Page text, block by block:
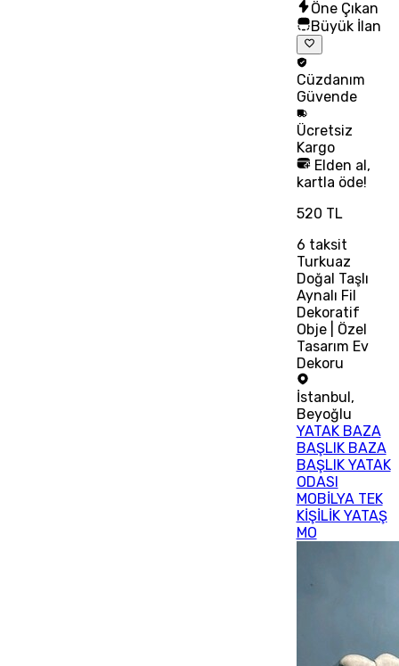
Öne Çıkan
Büyük İlan
Cüzdanım
Güvende
Ücretsiz
Kargo
Elden al,
kartla öde!
520 TL
6 taksit
Turkuaz
Doğal Taşlı
Aynalı Fil
Dekoratif
Obje | Özel
Tasarım Ev
Dekoru
İstanbul,
Beyoğlu
YATAK BAZA
BAŞLIK BAZA
BAŞLIK YATAK
ODASI
MOBİLYA TEK
KİŞİLİK YATAŞ
MO